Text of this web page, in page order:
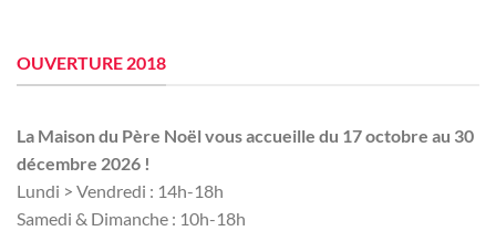
OUVERTURE 2018
La Maison du Père Noël vous accueille du 17 octobre au 30
décembre 2026 !
Lundi > Vendredi : 14h-18h
Samedi & Dimanche : 10h-18h